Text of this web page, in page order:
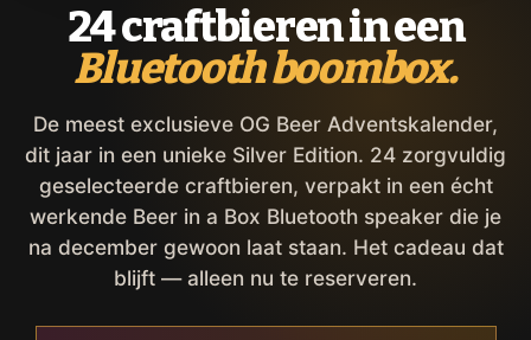
24 craftbieren in een
Bluetooth boombox.
De meest exclusieve OG Beer Adventskalender,
dit jaar in een unieke Silver Edition. 24 zorgvuldig
geselecteerde craftbieren, verpakt in een écht
werkende Beer in a Box Bluetooth speaker die je
na december gewoon laat staan. Het cadeau dat
blijft — alleen nu te reserveren.